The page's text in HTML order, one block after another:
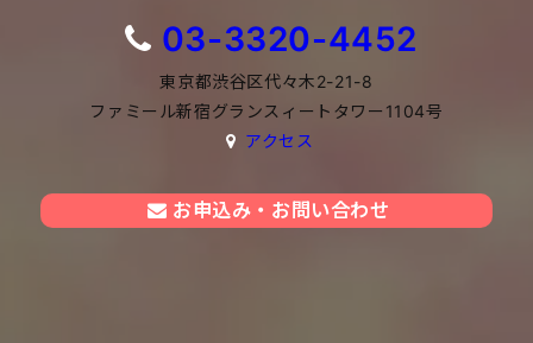
03-3320-4452
東京都渋谷区代々木2-21-8
ファミール新宿グランスィートタワー1104号
アクセス
お申込み・お問い合わせ